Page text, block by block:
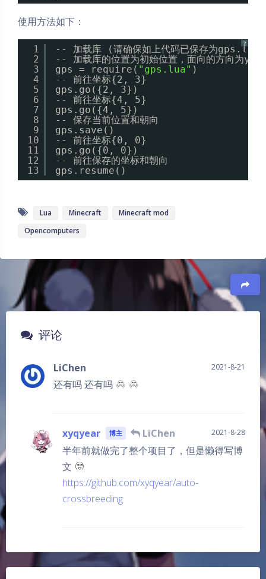
使用方法如下：
?
1
2
3
4
5
6
7
8
9
10
11
12
13
-- 加载库 (请确保如上代码已保存为gps.lua)
-- 加载库的位置为初始位置，面向的方向为y轴
gps = require( "gps.lua" )
-- 前往坐标{2, 3}
gps.go({2, 3})
-- 前往坐标{4, 5}
gps.go({4, 5})
-- 保存当前位置和朝向
gps.save()
-- 前往坐标{0, 0}
gps.go({0, 0})
-- 前往保存的坐标和朝向
gps.resume()
Lua Minecraft
Minecraft mod
Opencomputers
豆
评论
LiChen 2021-8-21
还有吗 还有吗
xyqyear 博主 LiChen 2021-8-28
半年前就做完了整个项目了，但是懒得写博
文
https://github.com/xyqyear/auto-
crossbreeding